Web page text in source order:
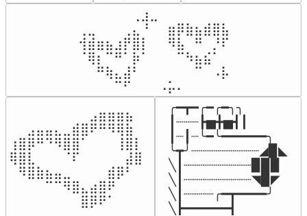
⠀⠀⠀⠀⠀⠀⢀⣰⣀⠀⠀⠀⠀⠀⠀⠀⠀
⢀⣀⠀⠀⠀⢀⣄⠘⠀⠀⣶⡿⣷⣦⣾⣿⣧
⢺⣾⣶⣦⣰⡟⣿⡇⠀⠀⠻⣧⠀⠛⠀⡘⠏
⠈⢿⡆⠉⠛⠁⡷⠁⠀⠀⠀⠉⠳⣦⣮⠁⠀
⠀⠀⠛⢷⣄⣼⠃⠀⠀⠀⠀⠀⠀⠉⠀⠠⡧
⠀⠀⠀⠀⠉⠋⠀⠀⠀⠠⡥⠄⠀⠀⠀⠀⠀
⠀⠀⠀⠀⠀⠀⠀⠀⠀⣠⣶⣶⣶⣦⠀⠀
⠀⠀⣠⣤⣤⣄⣀⣾⣿⠟⠛⠻⢿⣷⠀
⢰⣿⡿⠛⠙⠻⣿⣿⠁⠀⠀⠀⢸⣿⡇
⢿⣿⣇⠀⠀⠀⠈⠏⠀⠀⠀⠀⠀⣼⣿⠀
⠀⠻⣿⣷⣦⣤⣀⠀⠀⠀⠀⣾⡿⠃⠀
⠀⠀⠀⠀⠉⠉⠻⣿⣄⣴⣿⠟⠀⠀⠀
⠀⠀⠀⠀⠀⠀⠀⠀⣿⡿⠟⠁⠀⠀⠀⠀
╭━┳━╭━╭━╮╮
┃┈┈┈┣▅╋▅┫┃
┃┈┃┈╰━╰━━━━━━╮
╰┳╯┈┈┈┈┈┈┈┈┈◢▉◣
╲┃┈┈┈┈┈┈┈┈┈▉▉▉
╲┃┈┈┈┈┈┈┈┈┈◥▉◤
╲┃┈┈┈┈╭━┳━━━━╯
╲┣━━━━━━┫﻿